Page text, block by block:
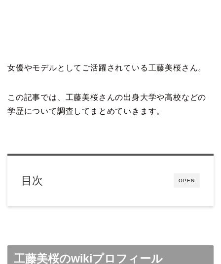
女優やモデルとしてご活躍されている工藤美桜さん。
この記事では、工藤美桜さんの出身大学や高校などの
学歴について調査してまとめていきます。
OPEN
目次
工藤美桜のwikiプロフィール